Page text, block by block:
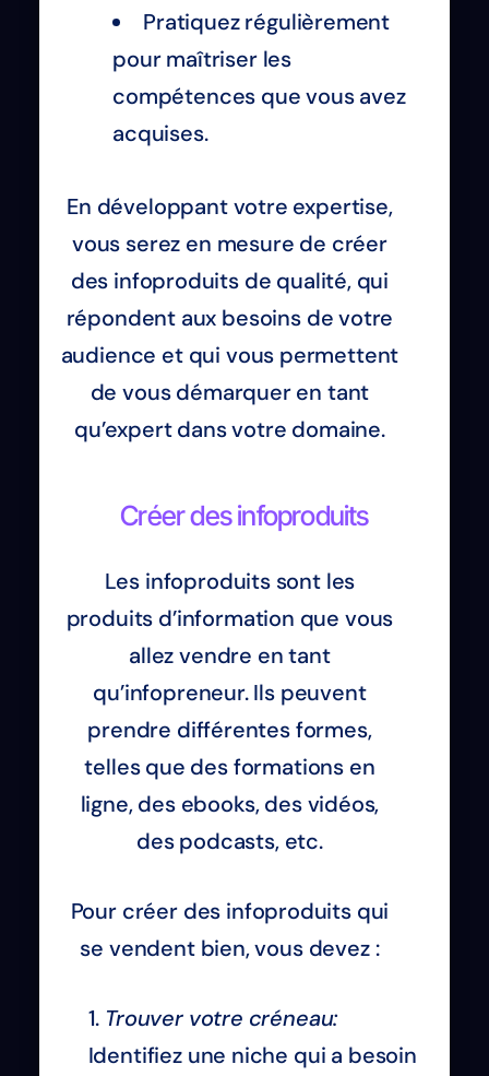
Pratiquez régulièrement
pour maîtriser les
compétences que vous avez
acquises.
En développant votre expertise,
vous serez en mesure de créer
des infoproduits de qualité, qui
répondent aux besoins de votre
audience et qui vous permettent
de vous démarquer en tant
qu’expert dans votre domaine.
Créer des infoproduits
Les infoproduits sont les
produits d’information que vous
allez vendre en tant
qu’infopreneur. Ils peuvent
prendre différentes formes,
telles que des formations en
ligne, des ebooks, des vidéos,
des podcasts, etc.
Pour créer des infoproduits qui
se vendent bien, vous devez :
Trouver votre créneau:
Identifiez une niche qui a besoin